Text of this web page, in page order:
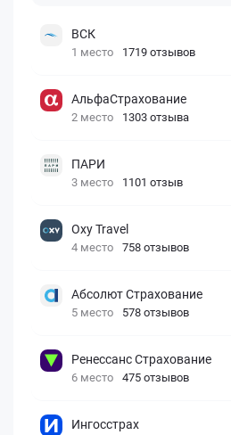
ВСК
1 место 1719 отзывов
АльфаСтрахование
2 место 1303 отзыва
ПАРИ
3 место 1101 отзыв
Oxy Travel
4 место 758 отзывов
Абсолют Страхование
5 место 578 отзывов
Ренессанс Страхование
6 место 475 отзывов
Ингосстрах